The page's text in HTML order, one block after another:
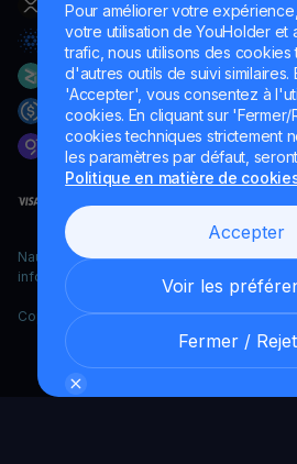
Pour améliorer votre
votre utilisation de YouHolder et
trafic, nous utilisons des cookies
d'autres outils de suivi similaires.
'Accepter', vous consentez à
cookies. En cliquant sur
cookies techniques strictement
les paramètres par défaut,
Politique en matière de
Accepter
Voir les
Fermer /
Naumard LTD. – uniquement à des fins
informatique, de recherche et de
Copyright YouHodler, 2026.